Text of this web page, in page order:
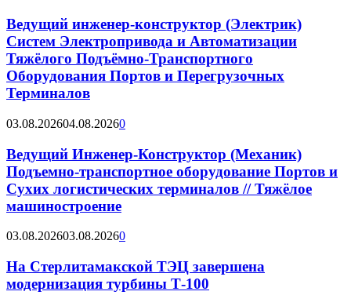
Ведущий инженер-конструктор (Электрик)
Систем Электропривода и Автоматизации
Тяжёлого Подъёмно-Транспортного
Оборудования Портов и Перегрузочных
Терминалов
03.08.202604.08.20260
Ведущий Инженер-Конструктор (Механик)
Подъемно-транспортное оборудование Портов и
Сухих логистических терминалов // Тяжёлое
машиностроение
03.08.202603.08.20260
На Стерлитамакской ТЭЦ завершена
модернизация турбины Т-100